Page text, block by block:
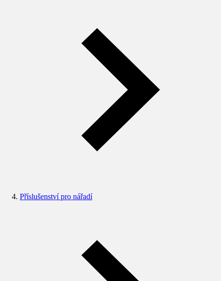
Příslušenství pro nářadí